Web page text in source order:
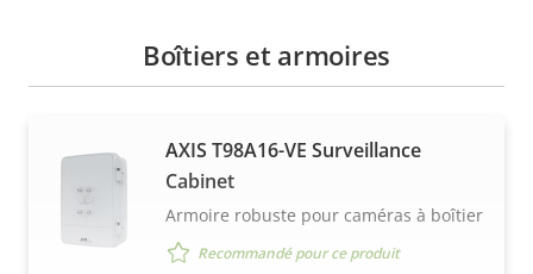
Boîtiers et armoires
AXIS T98A16-VE Surveillance
Cabinet
Armoire robuste pour caméras à boîtier
Recommandé pour ce produit